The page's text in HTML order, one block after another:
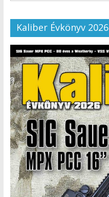
Kaliber Évkönyv 2026